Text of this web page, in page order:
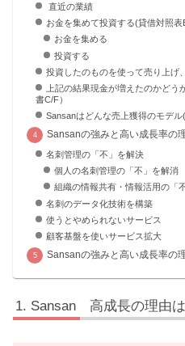
直近の業績
お金を集めて投資する(貸借対照表
お金を集める
投資する
投資したのものを使って売り上げ
上記の結果現金が増えたのかど
書C/F）
Sansanはどんな売上獲得のモデル
Sansanの強みと高い成長率の
名刺管理の「不」を解決
個人の名刺管理の「不」を解消
組織の情報共有・情報活用の「
名刺のデータ化技術を構築
使うとやめられないサービス
顧客基盤を使いサービス拡大
Sansanの強みと高い成長率の
Sansan 高成長の理由は